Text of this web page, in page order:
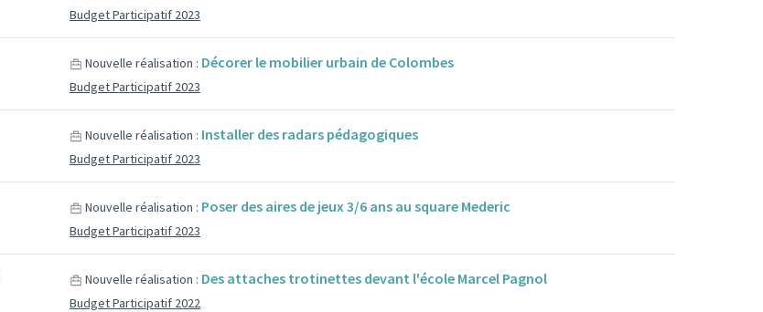
Budget Participatif 2023
Nouvelle réalisation : Décorer le mobilier urbain de Colombes
Budget Participatif 2023
Nouvelle réalisation : Installer des radars pédagogiques
Budget Participatif 2023
Nouvelle réalisation : Poser des aires de jeux 3/6 ans au square Mederic
Budget Participatif 2023
Nouvelle réalisation : Des attaches trotinettes devant l'école Marcel Pagnol
Budget Participatif 2022